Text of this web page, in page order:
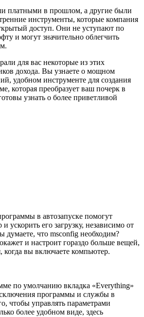
платными в прошлом, а другие были
инструменты, которые компания
доступ. Они не уступают по
и могут значительно облегчить
для вас некоторые из этих
дохода. Вы узнаете о мощном
удобном инструменте для создания
которая преобразует ваш почерк в
узнать о более приветливой
в автозапуске помогут
ускорить его загрузку, независимо от
думаете, что msconfig необходим?
и настроит гораздо больше вещей,
когда вы включаете компьютер.
по умолчанию вкладка «Everything»
программы и службы в
чтобы управлять параметрами
более удобном виде, здесь